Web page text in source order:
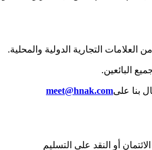
العلامات التجارية الدولية والمحلية.
البائعين.
بنا علىmeet@hnak.com
أو النقد على التسليم